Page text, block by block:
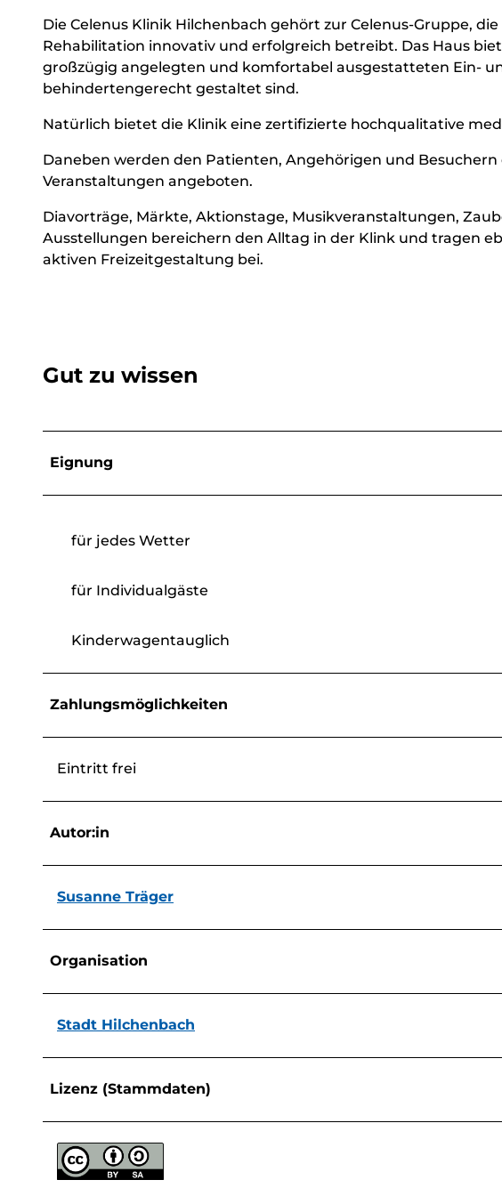
Die Celenus Klinik Hilchenbach gehört zur Celenus-Gruppe,
Rehabilitation innovativ und erfolgreich betreibt. Das Haus
großzügig angelegten und komfortabel ausgestatteten Ein-
behindertengerecht gestaltet sind.
Natürlich bietet die Klinik eine zertifizierte hochqualitative
Daneben werden den Patienten, Angehörigen und
Veranstaltungen angeboten.
Diavorträge, Märkte, Aktionstage, Musikveranstaltungen,
Ausstellungen bereichern den Alltag in der Klink und tragen
aktiven Freizeitgestaltung bei.
Gut zu wissen
Eignung
für jedes Wetter
für Individualgäste
Kinderwagentauglich
Zahlungsmöglichkeiten
Eintritt frei
Autor:in
Susanne Träger
Organisation
Stadt Hilchenbach
Lizenz (Stammdaten)